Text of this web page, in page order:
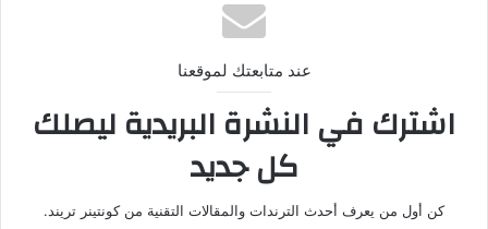
عند متابعتك لموقعنا
اشترك في النشرة البريدية ليصلك
كل جديد
كن أول من يعرف أحدث الترندات والمقالات التقنية من كونتينر تريند.